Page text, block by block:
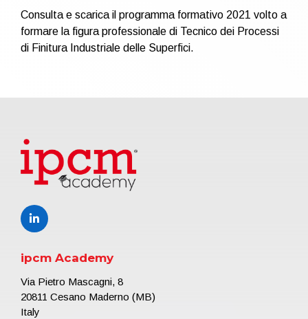
Consulta e scarica il programma formativo 2021 volto a
formare la figura professionale di Tecnico dei Processi
di Finitura Industriale delle Superfici.
ipcm Academy
Via Pietro Mascagni, 8
20811 Cesano Maderno (MB)
Italy